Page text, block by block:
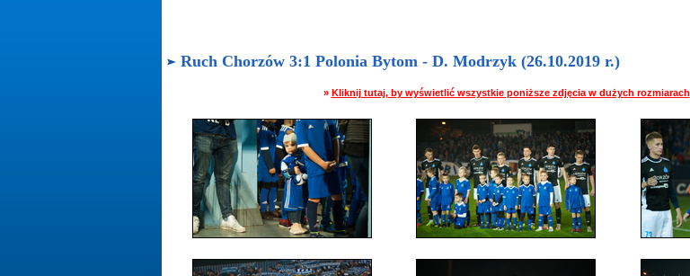
Ruch Chorzów 3:1 Polonia Bytom - D. Modrzyk (26.10.2019 r.)
» Kliknij tutaj, by wyświetlić wszystkie poniższe zdjęcia w dużych rozmiarach